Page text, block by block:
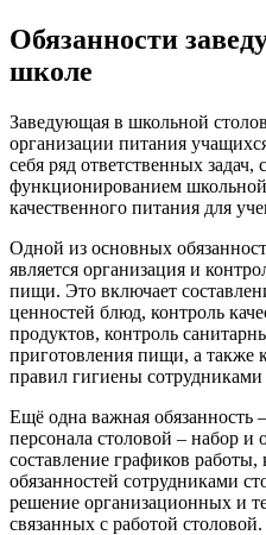
Обязанности
школе
Заведующая в школьной
организации питания
себя ряд ответственных
функционированием
качественного питания для
Одной из основных
является организация и
пищи. Это включает
ценностей блюд, контроль
продуктов, контроль
приготовления пищи, а также
правил гигиены сотрудниками
Ещё одна важная обязанность
персонала столовой – набор и
составление графиков
обязанностей сотрудниками
решение организационных и
связанных с работой столовой.